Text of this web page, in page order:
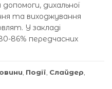
дихальної
та виходжування
У закладі
86% передчасних
, Події, Слайдер,